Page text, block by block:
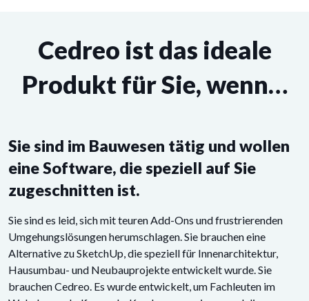
Cedreo ist das ideale
Produkt für Sie, wenn…
Sie sind im Bauwesen tätig und wollen
eine Software, die speziell auf Sie
zugeschnitten ist.
Sie sind es leid, sich mit teuren Add-Ons und frustrierenden
Umgehungslösungen herumschlagen. Sie brauchen eine
Alternative zu SketchUp, die speziell für Innenarchitektur,
Hausumbau- und Neubauprojekte entwickelt wurde. Sie
brauchen Cedreo. Es wurde entwickelt, um Fachleuten im